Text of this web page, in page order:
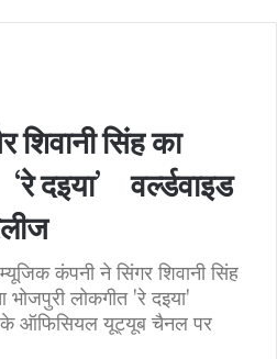
शिवानी सिंह का
दइया’ वर्ल्डवाइड
कंपनी ने सिंगर शिवानी सिंह
लोकगीत 'रे दइया'
के ऑफिसियल यूट्यूब चैनल पर